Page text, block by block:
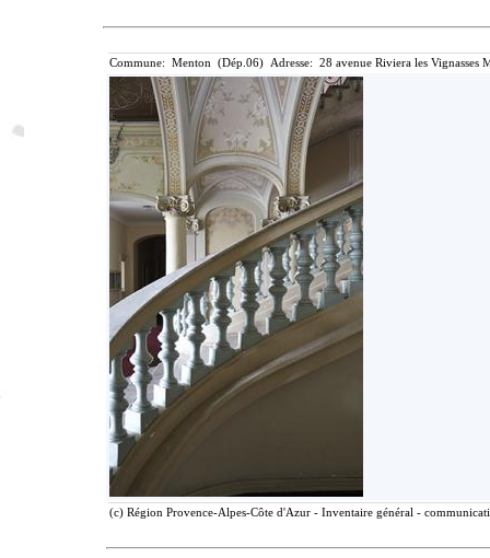
Commune: Menton (Dép.06) Adresse: 28 avenue Riviera les
(c) Région Provence-Alpes-Côte d'Azur - Inventaire général -